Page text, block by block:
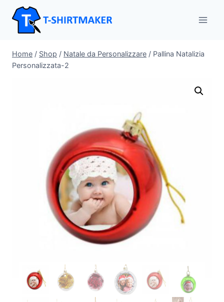
Salta
contenuto
Home / Shop / Natale da Personalizzare / Pallina Natalizia
Personalizzata-2